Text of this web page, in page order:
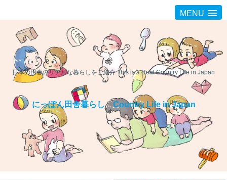
MENU
日本の田舎のリアルな暮らしをご紹介 This is a Real Country Life in Japan
にっぽん田舎暮らし Country Life in Japan